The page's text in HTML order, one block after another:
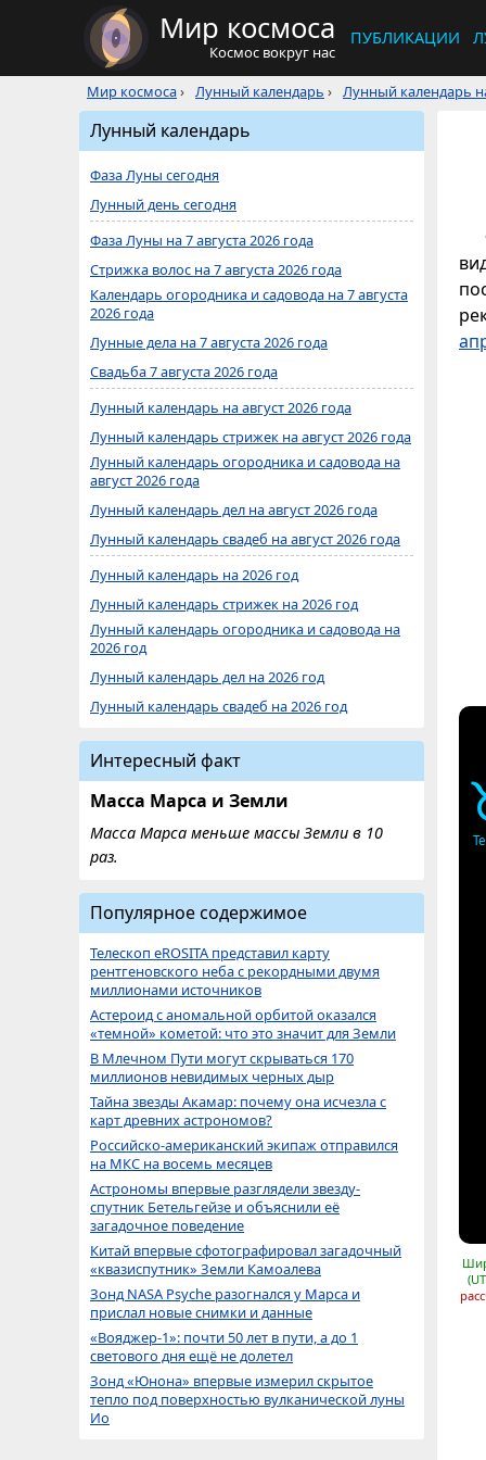
Мир космоса
Космос вокруг нас
ПУБЛИКАЦИИ
Мир космоса› Лунный календарь › Лунный календарь
Лунный календарь
Фаза Луны сегодня
Лунный день сегодня
Фаза Луны на 7 августа 2026 года
Стрижка волос на 7 августа 2026 года
Календарь огородника и садовода на 7 августа
2026 года
Лунные дела на 7 августа 2026 года
Свадьба 7 августа 2026 года
Лунный календарь на август 2026 года
Лунный календарь стрижек на август 2026 года
Лунный календарь огородника и садовода на
август 2026 года
Лунный календарь дел на август 2026 года
Лунный календарь свадеб на август 2026 года
Лунный календарь на 2026 год
Лунный календарь стрижек на 2026 год
Лунный календарь огородника и садовода на
2026 год
Лунный календарь дел на 2026 год
Лунный календарь свадеб на 2026 год
Интересный факт
Масса Марса и Земли
Масса Марса меньше массы Земли в 10
раз.
Популярное содержимое
Телескоп eROSITA представил карту
рентгеновского неба с рекордными двумя
миллионами источников
Астероид с аномальной орбитой оказался
«темной» кометой: что это значит для Земли
В Млечном Пути могут скрываться 170
миллионов невидимых черных дыр
Тайна звезды Акамар: почему она исчезла с
карт древних астрономов?
Российско-американский экипаж отправился
на МКС на восемь месяцев
Астрономы впервые разглядели звезду-
спутник Бетельгейзе и объяснили её
загадочное поведение
Китай впервые сфотографировал загадочный
«квазиспутник» Земли Камоалева
Зонд NASA Psyche разогнался у Марса и
прислал новые снимки и данные
«Вояджер-1»: почти 50 лет в пути, а до 1
светового дня ещё не долетел
Зонд «Юнона» впервые измерил скрытое
тепло под поверхностью вулканической луны
Ио